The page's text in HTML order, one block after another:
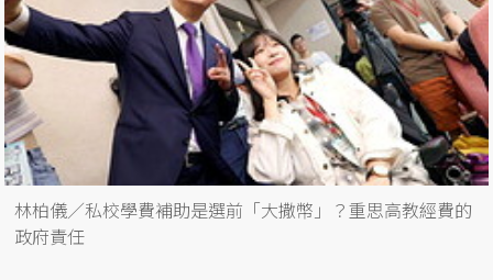
林柏儀／私校學費補助是選前「大撒幣」？重思高教經費的
政府責任